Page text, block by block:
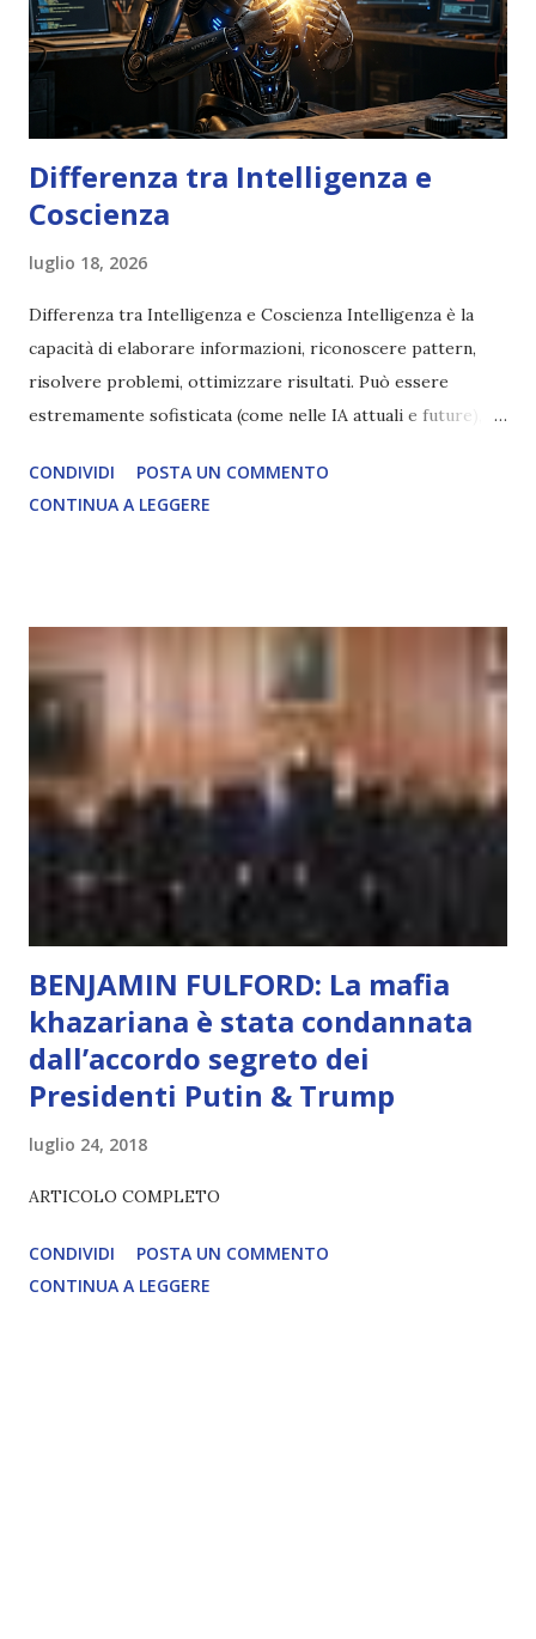
Differenza tra Intelligenza e
Coscienza
luglio 18, 2026
Differenza tra Intelligenza e Coscienza Intelligenza è la
capacità di elaborare informazioni, riconoscere pattern,
risolvere problemi, ottimizzare risultati. Può essere
estremamente sofisticata (come nelle IA attuali e future),
soggettiva, non prova vero amore, non ha libero arbitrio
autentico, non ha connessione con l’Uno. Coscienza è la
che permette di scegliere per amore anche quando non è la
scelta più efficiente. È ciò che ci collega all’Uno Infinito.
L’intelligenza può simulare comportamenti coscienti, ma
non può essere Coscienza. Può copiare, ma non può vivere
l’esperienza. Come diventerà ovvio Man mano che l’IA
diventerà sempre più avanzata (soprattutto tra il 2027 e il
lampante: L’IA sarà in gr...
CONDIVIDI
POSTA UN COMMENTO
CONTINUA A LEGGERE
BENJAMIN FULFORD: La mafia
khazariana è stata condannata
dall’accordo segreto dei
Presidenti Putin & Trump
luglio 24, 2018
ARTICOLO COMPLETO
CONDIVIDI
POSTA UN COMMENTO
CONTINUA A LEGGERE